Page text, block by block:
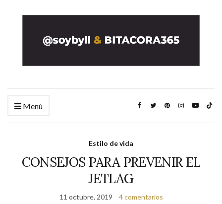
Menú
Estilo de vida
CONSEJOS PARA PREVENIR EL
JETLAG
11 octubre, 2019 4 comentarios